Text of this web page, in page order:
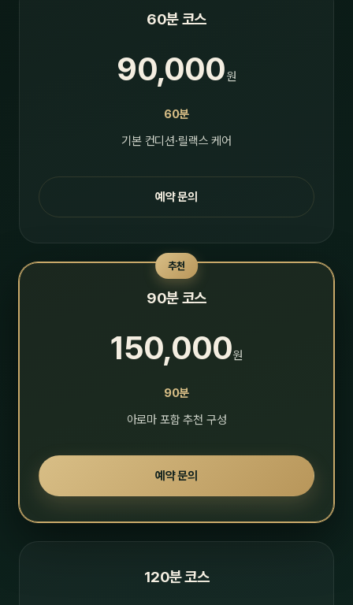
60분 코스
90,000원
60분
기본 컨디션·릴랙스 케어
예약 문의
추천
90분 코스
150,000원
90분
아로마 포함 추천 구성
예약 문의
120분 코스